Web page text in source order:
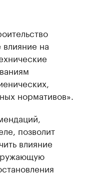
влияние на
нормативов».
позволит
влияние